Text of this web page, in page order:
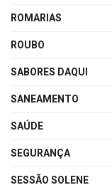
ROMARIAS
ROUBO
SABORES DAQUI
SANEAMENTO
SAÚDE
SEGURANÇA
SESSÃO SOLENE